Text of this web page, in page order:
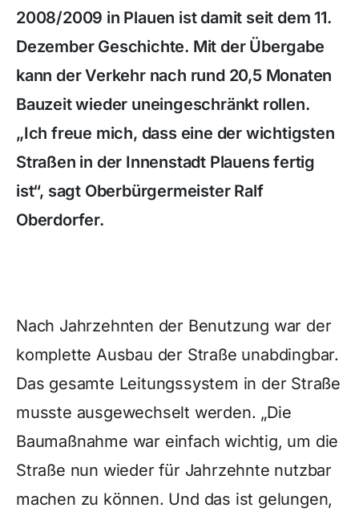
2008/2009 in Plauen ist damit seit dem 11.
Dezember Geschichte. Mit der Übergabe
kann der Verkehr nach rund 20,5 Monaten
Bauzeit wieder uneingeschränkt rollen.
„Ich freue mich, dass eine der wichtigsten
Straßen in der Innenstadt Plauens fertig
ist“, sagt Oberbürgermeister Ralf
Oberdorfer.
Nach Jahrzehnten der Benutzung war der
komplette Ausbau der Straße unabdingbar.
Das gesamte Leitungssystem in der Straße
musste ausgewechselt werden. „Die
Baumaßnahme war einfach wichtig, um die
Straße nun wieder für Jahrzehnte nutzbar
machen zu können. Und das ist gelungen,